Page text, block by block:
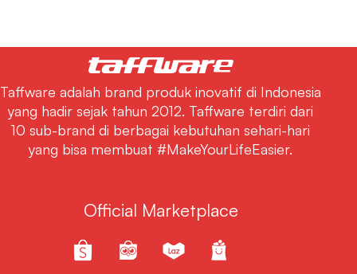
Taffware adalah brand produk inovatif di Indonesia
yang hadir sejak tahun 2012. Taffware terdiri dari
10 sub-brand di berbagai kebutuhan sehari-hari
yang bisa membuat #MakeYourLifeEasier.
Official Marketplace